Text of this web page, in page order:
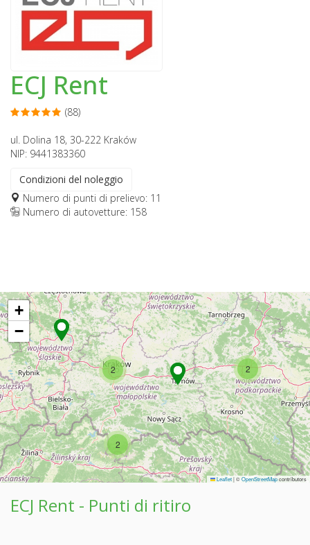
ECJ Rent
(88)
ul. Dolina 18, 30-222 Kraków
NIP: 9441383360
Condizioni del noleggio
Numero di punti di prelievo: 11
Numero di autovetture: 158
2
2
2
+
−
Leaflet|©OpenStreetMapcontributors
ECJ Rent - Punti di ritiro